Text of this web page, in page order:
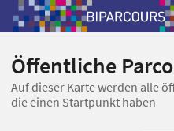
Öffentliche
Auf dieser Karte werden alle
die einen Startpunkt haben